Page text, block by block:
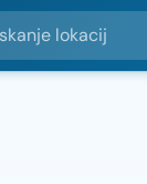
lokacij